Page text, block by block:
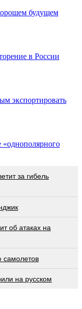
будущем
в России
экспортировать
за гибель
об атаках на
самолетов
на русском